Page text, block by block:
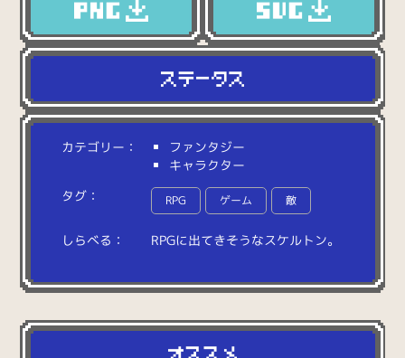
カテゴリー：
ファンタジー
キャラクター
タグ：
RPG ゲーム 敵
しらべる： RPGに出てきそうなスケルト ン。